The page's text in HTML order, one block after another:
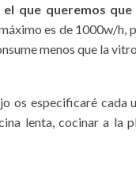
el que queremos
es de 1000w/h,
menos que la
os especificaré cada
lenta, cocinar a la